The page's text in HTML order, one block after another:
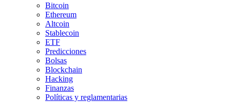
Bitcoin
Ethereum
Altcoin
Stablecoin
ETF
Predicciones
Bolsas
Blockchain
Hacking
Finanzas
Políticas y reglamentarias